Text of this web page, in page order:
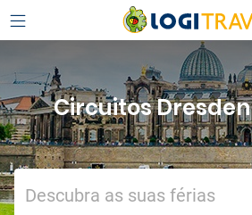
Circuitos
Descubra as suas férias